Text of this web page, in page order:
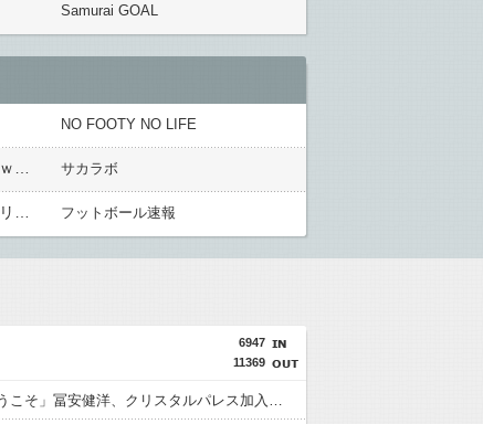
Samurai GOAL
NO FOOTY NO LIFE
サカラボ
フットボール速報
6947
11369
英国人「ようこそ」冨安健洋、クリスタルパレス加入が決定的に！メディカル検査をパス！現地サポが歓迎！アーセナルファンも祝福！【海外の反応】